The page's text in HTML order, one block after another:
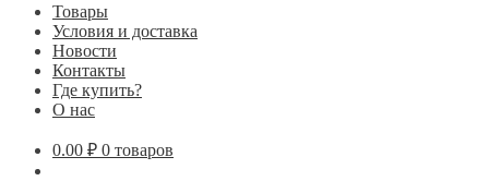
Товары
Условия и доставка
Новости
Контакты
Где купить?
О нас
0.00 ₽ 0 товаров